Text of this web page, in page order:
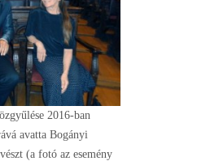
2016-ban
avatta Bogányi
(a fotó az esemény